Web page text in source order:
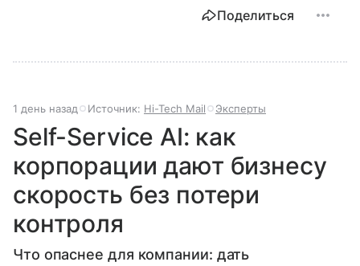
Поделиться
1 день назад Источник: Hi-Tech Mail Эксперты
Self-Service AI: как
корпорации дают бизнесу
скорость без потери
контроля
Что опаснее для компании: дать